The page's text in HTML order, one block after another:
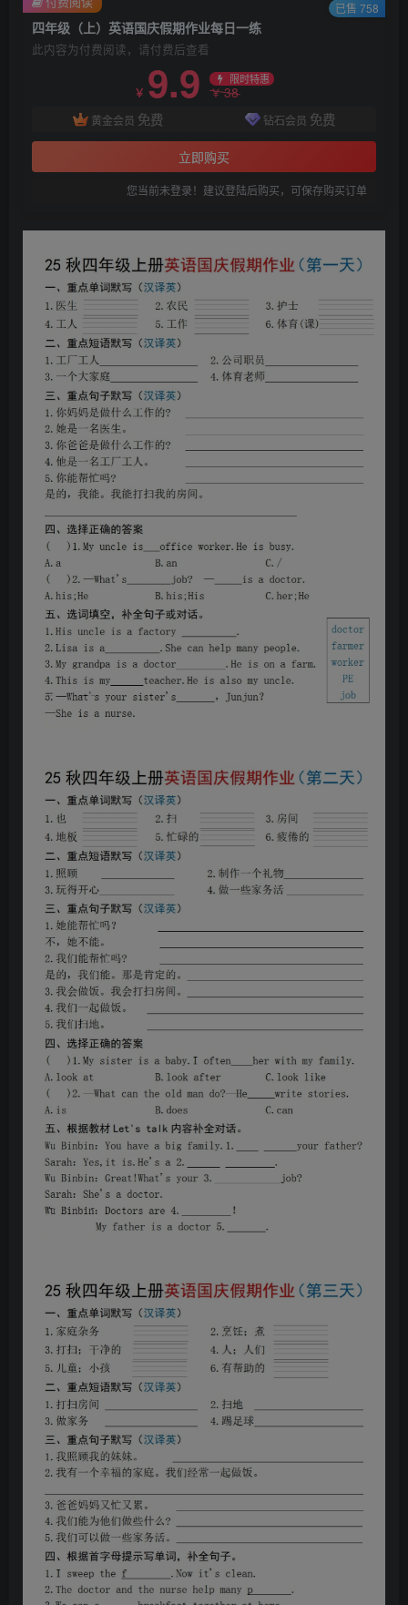
四年级（上）英语国庆假期作业每日一练
此内容为付费阅读，请付费后查看
￥ 9.9 限时特惠
￥38
黄金会员 免费 钻石会员 免费
立即购买
您当前未登录！建议登陆后购买，可保存购买订单
已售 758